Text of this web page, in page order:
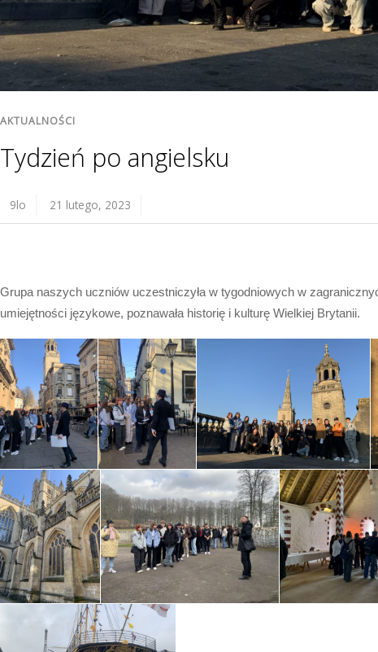
AKTUALNOŚCI
Tydzień po angielsku
9lo 21 lutego, 2023
Grupa naszych uczniów uczestniczyła w tygodniowych w
umiejętności językowe, poznawała historię i kulturę Wielkiej Brytanii.